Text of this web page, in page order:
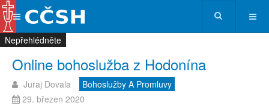
Online bohoslužba z Hodonína
Juraj Dovala
Bohoslužby A Promluvy
29. březen 2020
Nepřehlédněte
Nepřehlédněte
Nepřehlédněte
Nepřehlédněte